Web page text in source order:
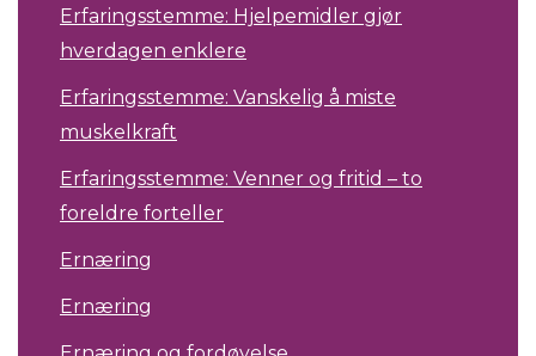
Erfaringsstemme: Hjelpemidler gjør
hverdagen enklere
Erfaringsstemme: Vanskelig å miste
muskelkraft
Erfaringsstemme: Venner og fritid – to
foreldre forteller
Ernæring
Ernæring